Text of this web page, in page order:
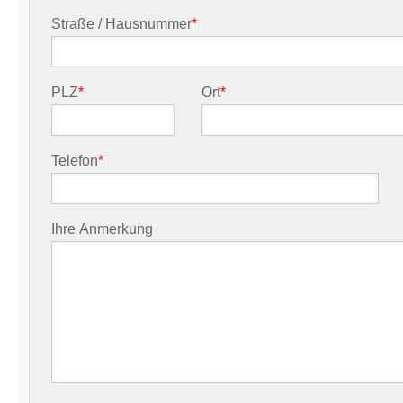
Straße / Hausnummer*
PLZ* Ort*
Telefon*
Ihre Anmerkung